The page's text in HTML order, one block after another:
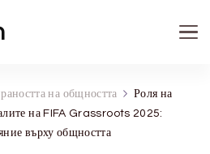
на общността
Роля на
на FIFA Grassroots 2025:
върху общността